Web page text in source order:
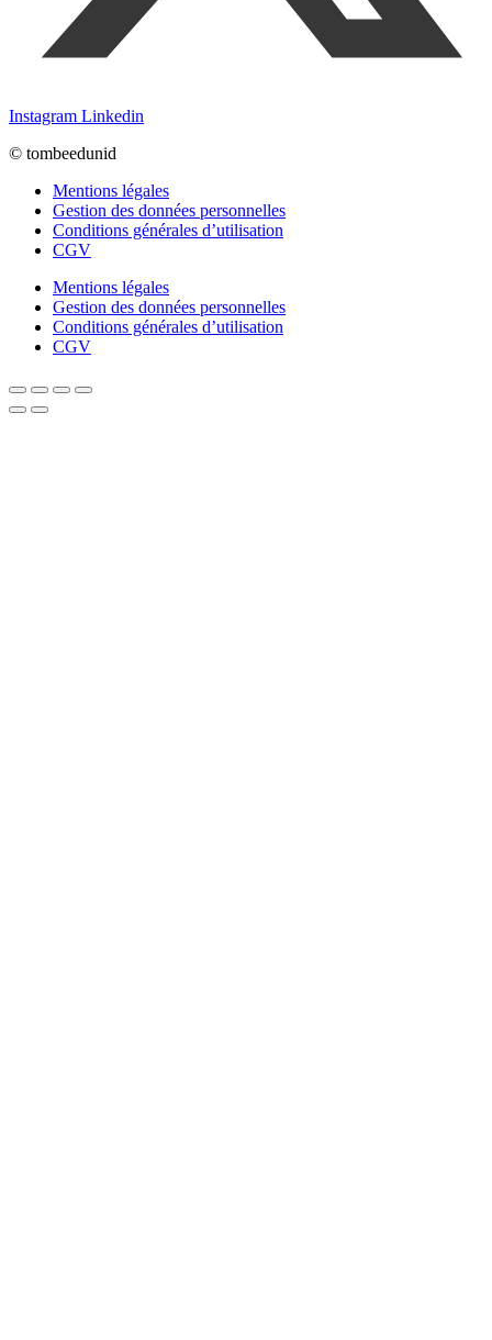
Instagram Linkedin
© tombeedunid
Mentions légales
Gestion des données personnelles
Conditions générales d’utilisation
CGV
Mentions légales
Gestion des données personnelles
Conditions générales d’utilisation
CGV